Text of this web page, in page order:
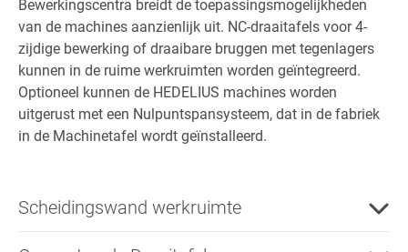
Bewerkingscentra breidt de toepassingsmogelijkheden
van de machines aanzienlijk uit. NC-draaitafels voor 4-
zijdige bewerking of draaibare bruggen met tegenlagers
kunnen in de ruime werkruimten worden geïntegreerd.
Optioneel kunnen de HEDELIUS machines worden
uitgerust met een Nulpuntspansysteem, dat in de fabriek
in de Machinetafel wordt geïnstalleerd.
Scheidingswand werkruimte